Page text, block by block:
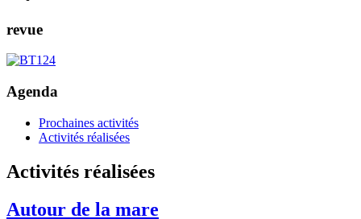
revue
Agenda
Prochaines activités
Activités réalisées
Activités réalisées
Autour de la mare